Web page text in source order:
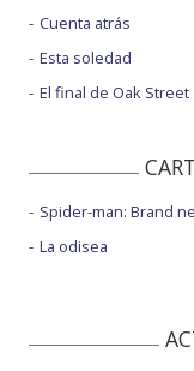
Cuenta atrás
Esta soledad
El final de Oak Street
Spider-man: Brand
La odisea